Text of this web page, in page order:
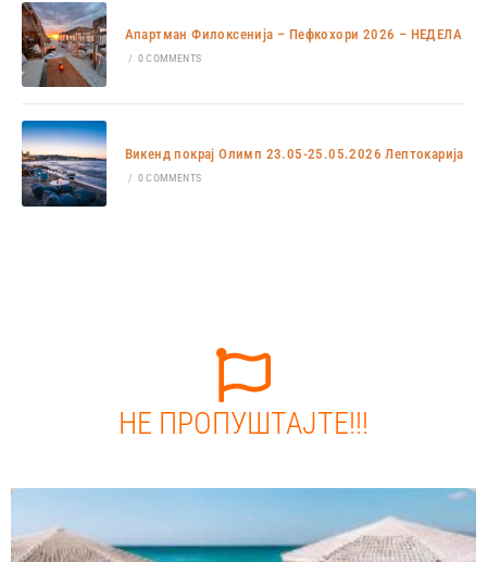
Апартман Филоксенија – Пефкохори 2026 – НЕДЕЛА
/ 0 COMMENTS
Викенд покрај Олимп 23.05-25.05.2026 Лептокарија
/ 0 COMMENTS
НЕ ПРОПУШТАЈТЕ!!!